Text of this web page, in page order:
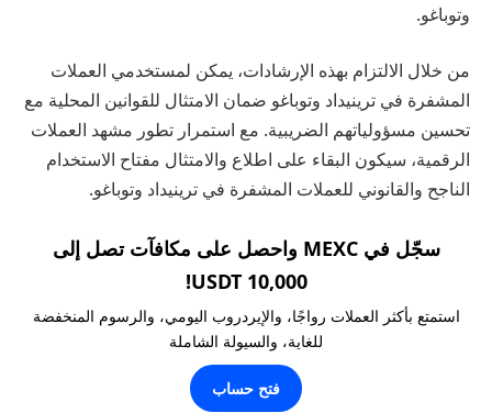
وتوباغو.
من خلال الالتزام بهذه الإرشادات، يمكن لمستخدمي العملات
المشفرة في ترينيداد وتوباغو ضمان الامتثال للقوانين المحلية مع
تحسين مسؤولياتهم الضريبية. مع استمرار تطور مشهد العملات
الرقمية، سيكون البقاء على اطلاع والامتثال مفتاح الاستخدام
الناجح والقانوني للعملات المشفرة في ترينيداد وتوباغو.
سجّل في MEXC واحصل على مكافآت تصل إلى
10,000 USDT!
استمتع بأكثر العملات رواجًا، والإيردروب اليومي، والرسوم المنخفضة
للغاية، والسيولة الشاملة
فتح حساب